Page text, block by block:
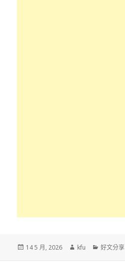
發
14 5 月, 2026
作
kfu
分
好文分享